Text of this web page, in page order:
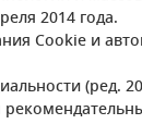
2014 года.
Cookie и
(ред.